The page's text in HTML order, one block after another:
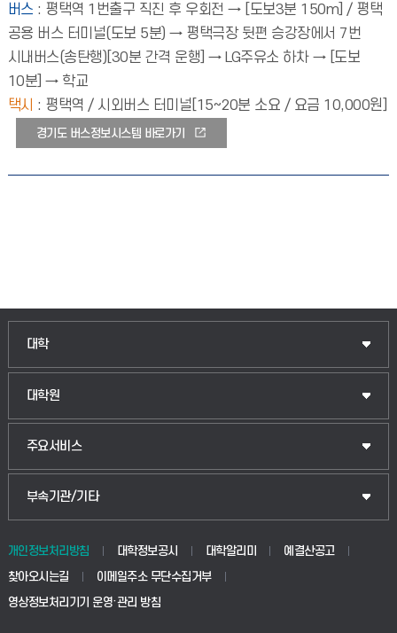
버스 : 평택역 1번출구 직진 후 우회전 → [도보3분 150m] / 평택
공용 버스 터미널(도보 5분) → 평택극장 뒷편 승강장에서 7번
시내버스(송탄행)[30분 간격 운행] → LG주유소 하차 → [도보
10분] → 학교
택시 : 평택역 / 시외버스 터미널[15~20분 소요 / 요금 10,000원]
경기도 버스정보시스템 바로가기
대학
인문융합공공인재학부
법경영학부
생명공학부
대학원
일반대학원
산업대학원
공공정책대학원
교육대학원
주요서비스
입학안내
웹메일
학사시스템(전문학사 및 전공심화)
부속기관/기타
중앙도서관
학생생활관(안성)
개인정보처리방침 대학정보공시 대학알리미
예결산공고
찾아오시는길
이메일주소 무단수집거부
영상정보처리기기 운영·관리 방침